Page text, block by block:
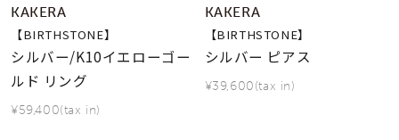
KAKERA
【BIRTHSTONE】
シルバー/K10イエローゴー
ルド リング
¥59,400(tax in)
KAKERA
【BIRTHSTONE】
シルバー ピアス
¥39,600(tax in)